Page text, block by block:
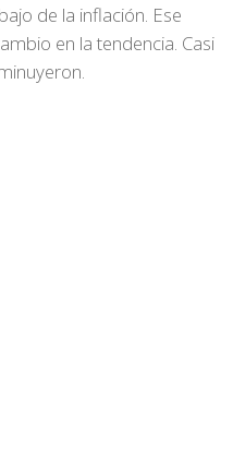
de la inflación. Ese
en la tendencia. Casi